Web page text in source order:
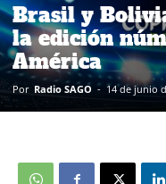
Brasil y
la edición
América
Por Radio SAGO - 14 de junio